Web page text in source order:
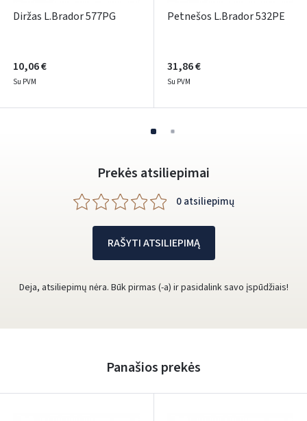
Diržas L.Brador 577PG
10,06 €
Su PVM
Petnešos L.Brador 532PE
31,86 €
Su PVM
Prekės atsiliepimai
0 atsiliepimų
RAŠYTI ATSILIEPIMĄ
Deja, atsiliepimų nėra. Būk pirmas (-a) ir pasidalink savo įspūdžiais!
Panašios prekės
Google
Dar neturite paskyros? Registruokites